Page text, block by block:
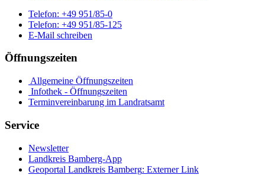
Telefon: +49 951/85-0
Telefon: +49 951/85-125
E-Mail schreiben
Öffnungszeiten
Allgemeine Öffnungszeiten
Infothek - Öffnungszeiten
Terminvereinbarung im Landratsamt
Service
Newsletter
Landkreis Bamberg-App
Geoportal Landkreis Bamberg: Externer Link